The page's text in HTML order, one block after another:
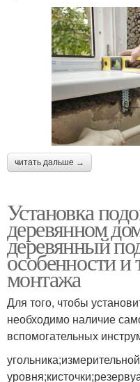
читать дальше →
Установка
деревянном
деревянный
особенности и
монтажа
Для того, чтобы
необходимо наличие
вспомогательных